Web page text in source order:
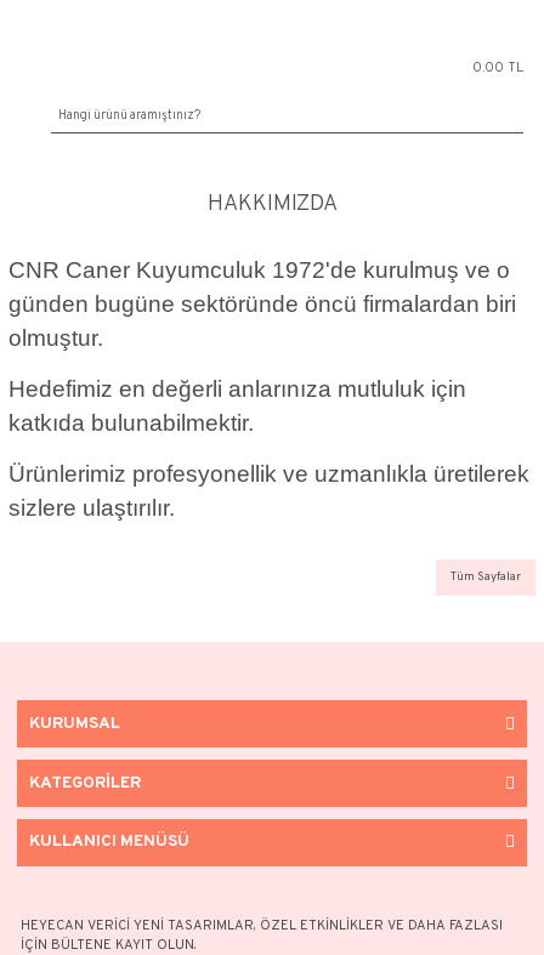
HAKKIMIZDA
CNR Caner Kuyumculuk 1972'de
günden bugüne sektöründe öncü
olmuştur.
Hedefimiz en değerli anlarınıza mutluluk
katkıda bulunabilmektir.
Ürünlerimiz profesyonellik ve
sizlere ulaştırılır.